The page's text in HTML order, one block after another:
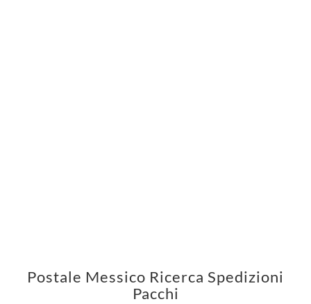
Postale Messico Ricerca Spedizioni
Pacchi